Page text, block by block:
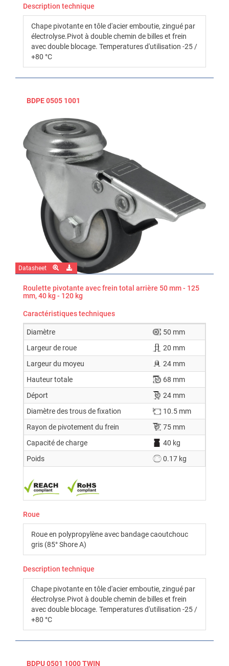
Description technique
Chape pivotante en tôle d'acier emboutie, zingué par
électrolyse.Pivot à double chemin de billes et frein
avec double blocage. Temperatures d'utilisation -25 /
+80 °C
BDPE 0505 1001
Datasheet
Roulette pivotante avec frein total arrière 50 mm - 125
mm, 40 kg - 120 kg
Caractéristiques techniques
Diamètre
50 mm
Largeur de roue
20 mm
Largeur du moyeu
24 mm
Hauteur totale
68 mm
Déport
24 mm
Diamètre des trous de fixation
10.5 mm
Rayon de pivotement du frein
75 mm
Capacité de charge
40 kg
Poids
0.17 kg
Roue
Roue en polypropylène avec bandage caoutchouc
gris (85° Shore A)
Description technique
Chape pivotante en tôle d'acier emboutie, zingué par
électrolyse.Pivot à double chemin de billes et frein
avec double blocage. Temperatures d'utilisation -25 /
+80 °C
BDPU 0501 1000 TWIN